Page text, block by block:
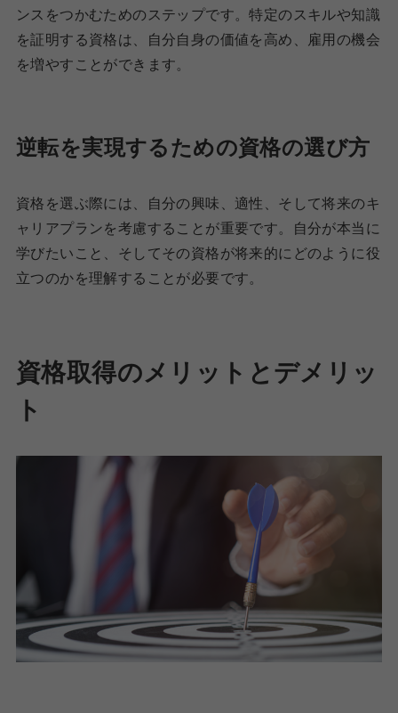
ンスをつかむためのステップです。特定のスキルや知識
を証明する資格は、自分自身の価値を高め、雇用の機会
を増やすことができます。
逆転を実現するための資格の選び方
資格を選ぶ際には、自分の興味、適性、そして将来のキ
ャリアプランを考慮することが重要です。自分が本当に
学びたいこと、そしてその資格が将来的にどのように役
立つのかを理解することが必要です。
資格取得のメリットとデメリッ
ト